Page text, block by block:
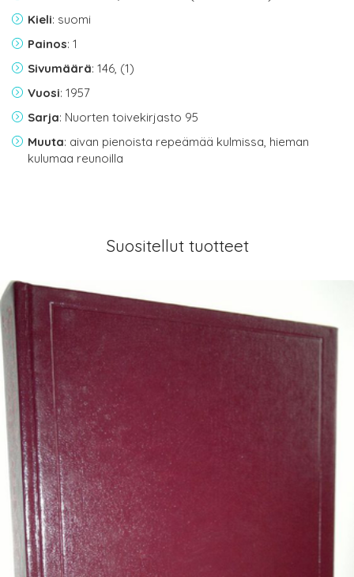
Kieli: suomi
Painos: 1
Sivumäärä: 146, (1)
Vuosi: 1957
Sarja: Nuorten toivekirjasto 95
Muuta: aivan pienoista repeämää kulmissa, hieman
kulumaa reunoilla
Suositellut tuotteet